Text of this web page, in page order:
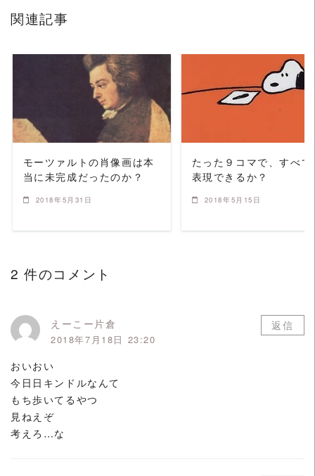
関連記事
READ MORE
モーツァルトの肖像画は本
当に未完成だったのか？
2018年5月31日
READ MORE
たった９コマで、すべて
表現できるか？
2018年5月15日
2 件のコメント
えーこー片倉
2018年7月18日 23:20
返信
おいおい
今日日キンドルなんて
もち歩いてるやつ
見ねえぞ
考えろ…な